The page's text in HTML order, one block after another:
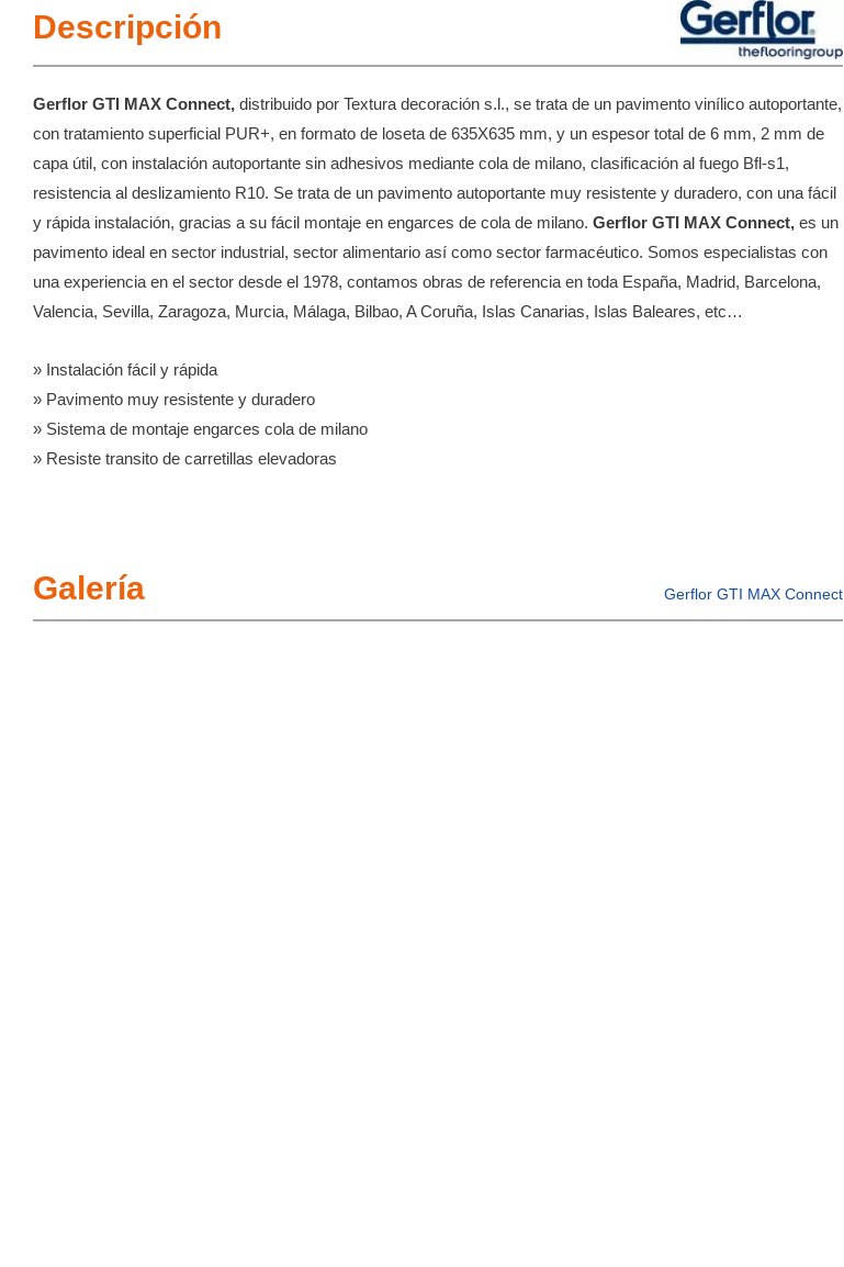
Descripción
Gerflor GTI MAX Connect, distribuido por Textura decoración s.l., se trata de un pavimento vinílico autoportante,
con tratamiento superficial PUR+, en formato de loseta de 635X635 mm, y un espesor total de 6 mm, 2 mm de
capa útil, con instalación autoportante sin adhesivos mediante cola de milano, clasificación al fuego Bfl-s1,
resistencia al deslizamiento R10. Se trata de un pavimento autoportante muy resistente y duradero, con una fácil
y rápida instalación, gracias a su fácil montaje en engarces de cola de milano. Gerflor GTI MAX Connect, es un
pavimento ideal en sector industrial, sector alimentario así como sector farmacéutico. Somos especialistas con
una experiencia en el sector desde el 1978, contamos obras de referencia en toda España, Madrid, Barcelona,
Valencia, Sevilla, Zaragoza, Murcia, Málaga, Bilbao, A Coruña, Islas Canarias, Islas Baleares, etc…
» Instalación fácil y rápida
» Pavimento muy resistente y duradero
» Sistema de montaje engarces cola de milano
» Resiste transito de carretillas elevadoras
Galería Gerflor GTI MAX Connect